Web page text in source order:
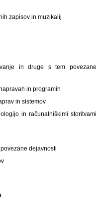
zapisov in muzikalij
in druge s tem povezane
in programih
in sistemov
in računalniškimi storitvami
dejavnosti